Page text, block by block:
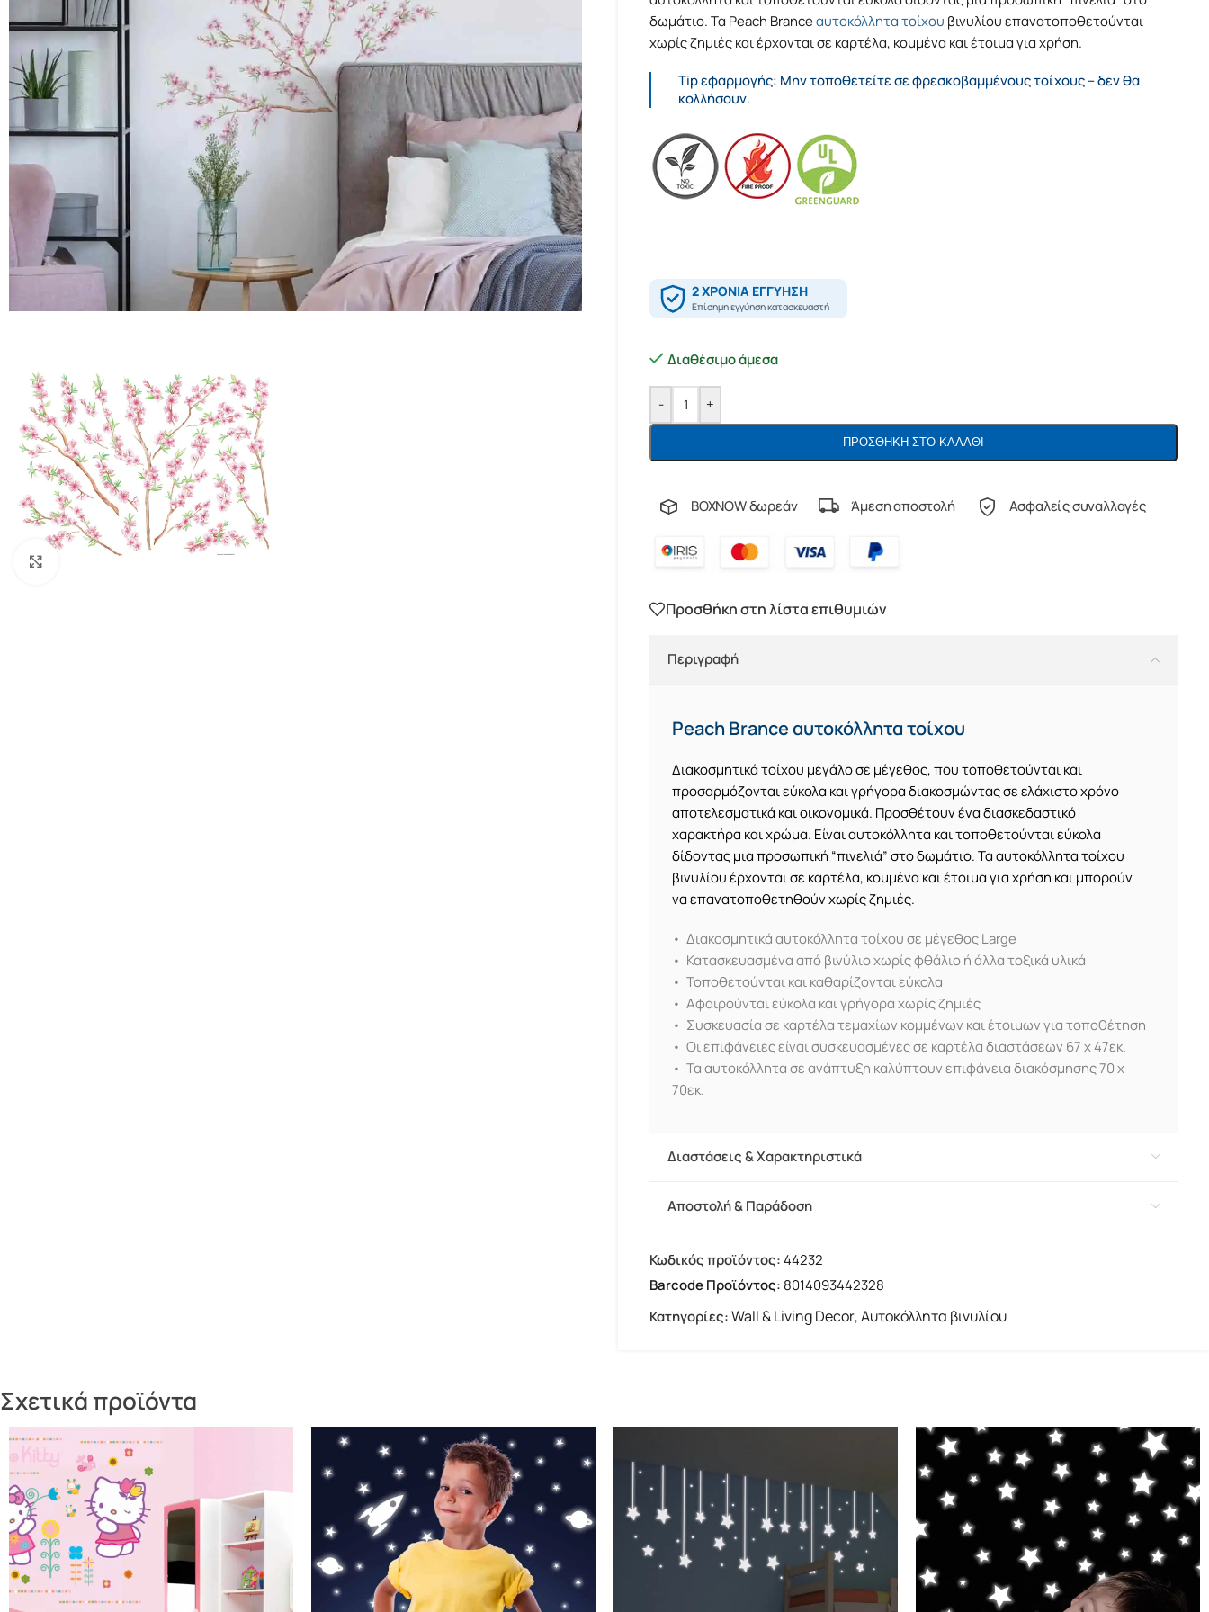
Πατήστε για μεγέθυνση
δωμάτιο. Τα Peach Branceαυτοκόλλητα τοίχου βινυλίου επανατοποθετούνται
χωρίς ζημιές και έρχονται σε καρτέλα, κομμένα και έτοιμα για χρήση.
Tip εφαρμογής: Μην τοποθετείτε σε φρεσκοβαμμένους τοίχους – δεν θα
κολλήσουν.
Διαθέσιμο άμεσα
- +
ΠΡΟΣΘΉΚΗ ΣΤΟ ΚΑΛΆΘΙ
BOXNOW δωρεάν Άμεση αποστολή Ασφαλείς συναλλαγές
Προσθήκη στη λίστα επιθυμιών
Περιγραφή
Peach Brance αυτοκόλλητα τοίχου
Διακοσμητικά τοίχου μεγάλο σε μέγεθος, που τοποθετούνται και
προσαρμόζονται εύκολα και γρήγορα διακοσμώντας σε ελάχιστο χρόνο
αποτελεσματικά και οικονομικά. Προσθέτουν ένα διασκεδαστικό
χαρακτήρα και χρώμα. Είναι αυτοκόλλητα και τοποθετούνται εύκολα
δίδοντας μια προσωπική “πινελιά” στο δωμάτιο. Τα αυτοκόλλητα τοίχου
βινυλίου έρχονται σε καρτέλα, κομμένα και έτοιμα για χρήση και μπορούν
να επανατοποθετηθούν χωρίς ζημιές.
• Διακοσμητικά αυτοκόλλητα τοίχου σε μέγεθος Large
• Κατασκευασμένα από βινύλιο χωρίς φθάλιο ή άλλα τοξικά υλικά
• Τοποθετούνται και καθαρίζονται εύκολα
• Αφαιρούνται εύκολα και γρήγορα χωρίς ζημιές
• Συσκευασία σε καρτέλα τεμαχίων κομμένων και έτοιμων για τοποθέτηση
• Οι επιφάνειες είναι συσκευασμένες σε καρτέλα διαστάσεων 67 x 47εκ.
• Τα αυτοκόλλητα σε ανάπτυξη καλύπτουν επιφάνεια διακόσμησης 70 x
70εκ.
Διαστάσεις & Χαρακτηριστικά
Αποστολή & Παράδοση
Barcode Προϊόντος: 8014093442328
Κωδικός προϊόντος:44232
Κατηγορίες:Wall & Living Decor,Αυτοκόλλητα βινυλίου
Σχετικά προϊόντα